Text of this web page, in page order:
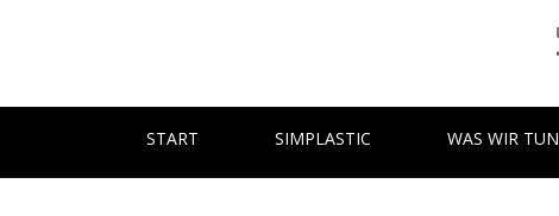
START SIMPLASTIC WAS WIR TUN